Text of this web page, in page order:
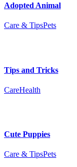
Adopted Animal
Care & TipsPets
Tips and Tricks
CareHealth
Cute Puppies
Care & TipsPets